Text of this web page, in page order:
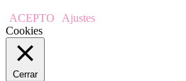
ACEPTO
Ajustes
Cookies
Cerrar